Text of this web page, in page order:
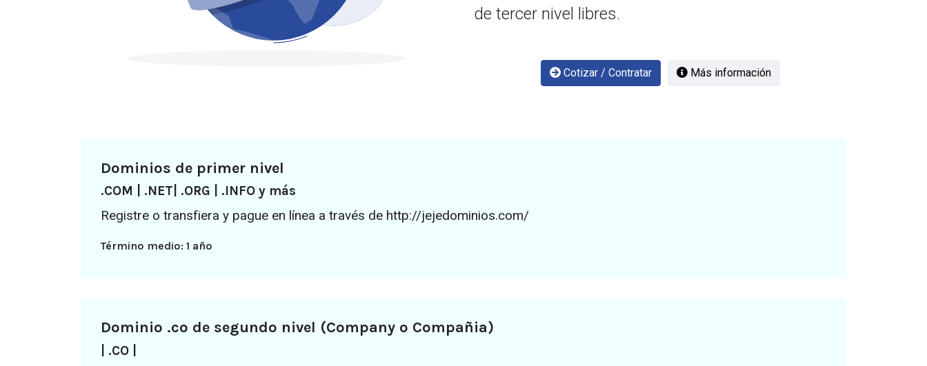
de tercer nivel libres.
Cotizar / Contratar Más información
Dominios de primer nivel
.COM | .NET| .ORG | .INFO y más
Registre o transfiera y pague en línea a través de http://jejedominios.com/
Término medio: 1 año
Dominio .co de segundo nivel (Company o Compañia)
| .CO |